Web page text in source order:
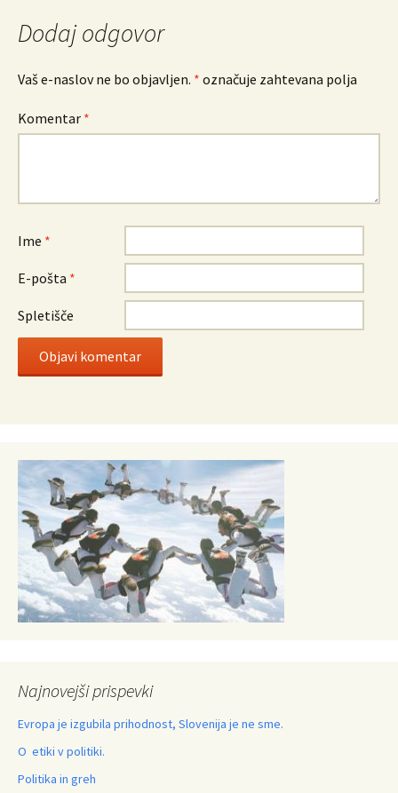
Dodaj odgovor
Vaš e-naslov ne bo objavljen. * označuje zahtevana polja
Komentar *
Ime *
E-pošta *
Spletišče
Najnovejši prispevki
Evropa je izgubila prihodnost, Slovenija je ne sme.
O etiki v politiki.
Politika in greh